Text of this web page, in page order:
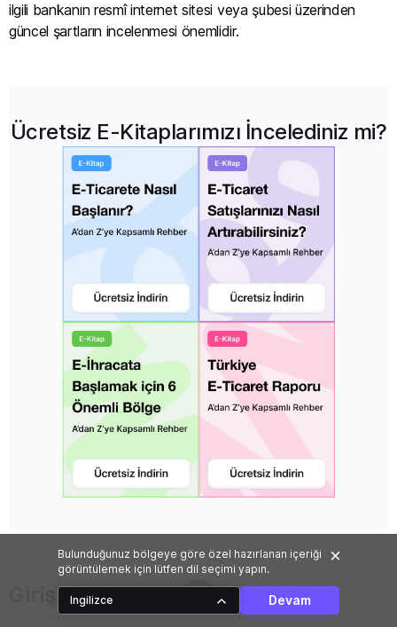
Bulunduğunuz bölgeye göre özel hazırlanan içeriği
görüntülemek için lütfen dil seçimi yapın.
Ingilizce Devam
ilgili bankanın resmî internet sitesi veya şubesi üzerinden
güncel şartların incelenmesi önemlidir.
Ücretsiz E-Kitaplarımızı İncelediniz mi?
Girişimci Kredisi Nasıl Alınır?